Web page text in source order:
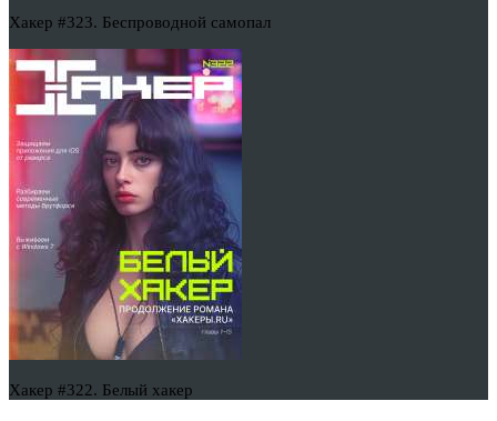
Хакер #323. Беспроводной самопал
Хакер #322. Белый хакер